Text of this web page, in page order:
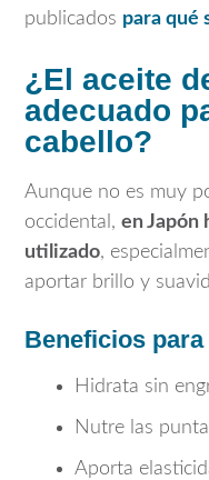
publicados para qué
¿El aceite
adecuado
cabello?
Aunque no es muy
occidental, en Japón
utilizado,
aportar brillo y
Beneficios
Hidrata sin
Nutre las
Aporta